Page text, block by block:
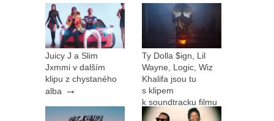
Juicy J a Slim
Jxmmi v dalším
klipu z chystaného
alba →
Ty Dolla $ign, Lil
Wayne, Logic, Wiz
Khalifa jsou tu
s klipem
k soundtracku filmu
Suicide Squad→